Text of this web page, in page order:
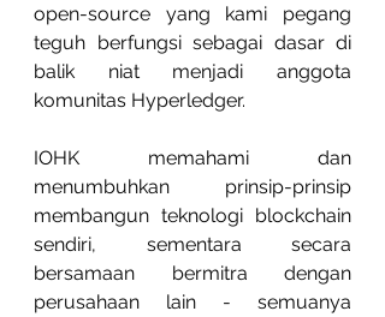
open-source yang kami pegang
teguh berfungsi sebagai dasar di
balik niat menjadi anggota
komunitas Hyperledger.
IOHK memahami dan
menumbuhkan prinsip-prinsip
membangun teknologi blockchain
sendiri, sementara secara
bersamaan bermitra dengan
perusahaan lain - semuanya